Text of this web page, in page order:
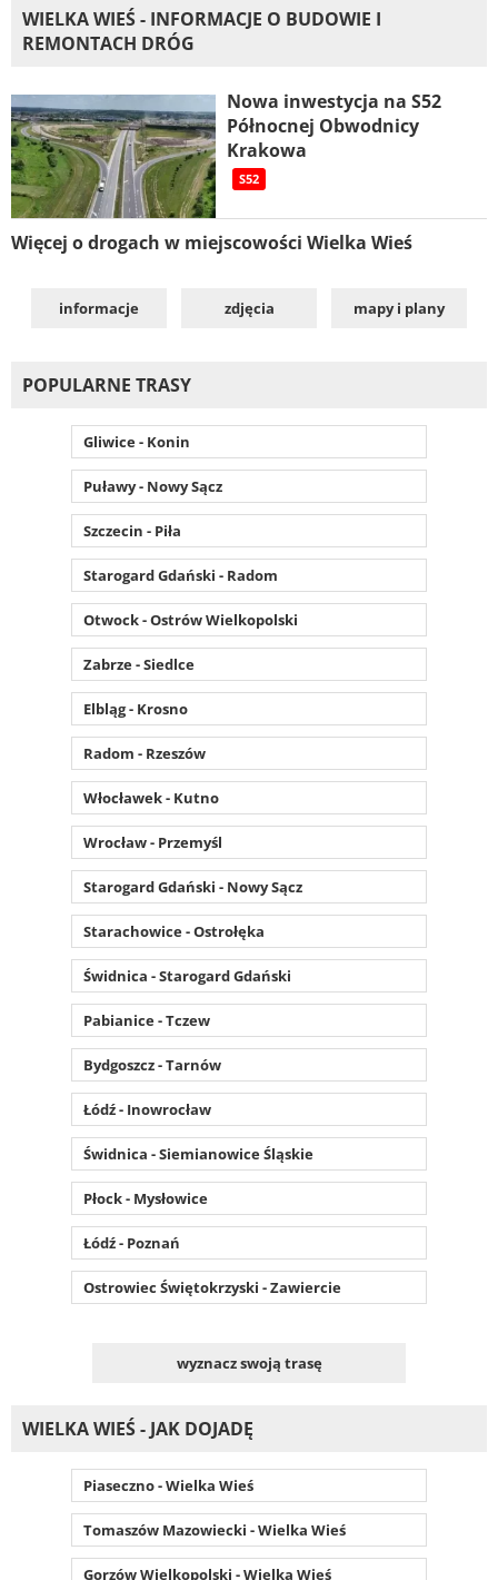
WIELKA WIEŚ - INFORMACJE O BUDOWIE I
REMONTACH DRÓG
Nowa inwestycja na S52
Północnej Obwodnicy
Krakowa
S52
Więcej o drogach w miejscowości Wielka Wieś
informacje zdjęcia mapy i plany
POPULARNE TRASY
Gliwice - Konin
Puławy - Nowy Sącz
Szczecin - Piła
Starogard Gdański - Radom
Otwock - Ostrów Wielkopolski
Zabrze - Siedlce
Elbląg - Krosno
Radom - Rzeszów
Włocławek - Kutno
Wrocław - Przemyśl
Starogard Gdański - Nowy Sącz
Starachowice - Ostrołęka
Świdnica - Starogard Gdański
Pabianice - Tczew
Bydgoszcz - Tarnów
Łódź - Inowrocław
Świdnica - Siemianowice Śląskie
Płock - Mysłowice
Łódź - Poznań
Ostrowiec Świętokrzyski - Zawiercie
wyznacz swoją trasę
WIELKA WIEŚ - JAK DOJADĘ
Piaseczno - Wielka Wieś
Tomaszów Mazowiecki - Wielka Wieś
Gorzów Wielkopolski - Wielka Wieś